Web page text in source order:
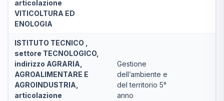
articolazione
VITICOLTURA ED
ENOLOGIA
ISTITUTO TECNICO ,
settore TECNOLOGICO,
indirizzo AGRARIA,
AGROALIMENTARE E
AGROINDUSTRIA,
articolazione
Gestione
dell’ambiente e
del territorio 5°
anno